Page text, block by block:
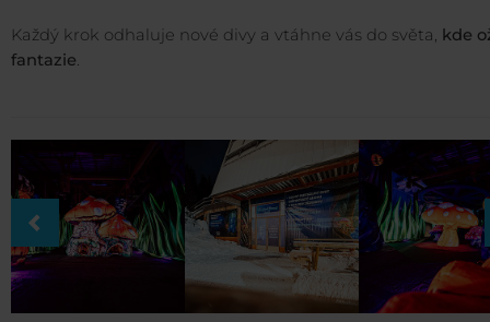
Každý krok odhaluje nové divy a vtáhne vás do světa, kde
fantazie.